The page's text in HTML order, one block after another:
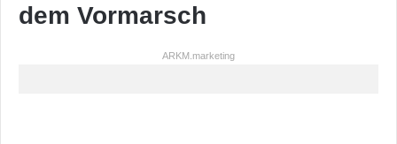
dem Vormarsch
ARKM.marketing